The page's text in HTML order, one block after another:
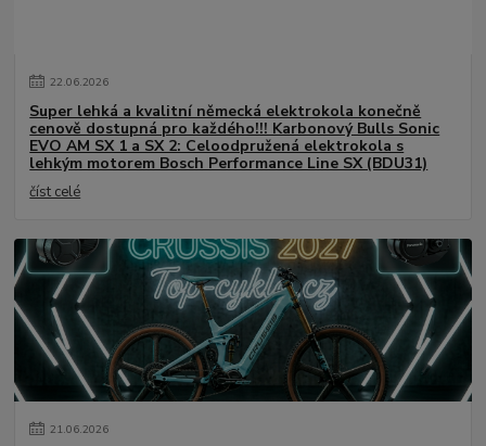
22.06.2026
Super lehká a kvalitní německá elektrokola konečně
cenově dostupná pro každého!!! Karbonový Bulls Sonic
EVO AM SX 1 a SX 2: Celoodpružená elektrokola s
lehkým motorem Bosch Performance Line SX (BDU31)
číst celé
21.06.2026